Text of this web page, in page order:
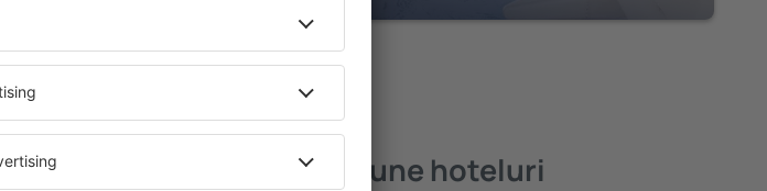
Columbus – cele mai bune hoteluri